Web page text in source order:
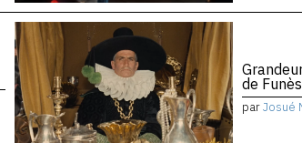
de Funès
parJosué